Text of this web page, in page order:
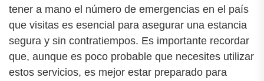
tener a mano el número de emergencias en el país
que visitas es esencial para asegurar una estancia
segura y sin contratiempos. Es importante recordar
que, aunque es poco probable que necesites utilizar
estos servicios, es mejor estar preparado para